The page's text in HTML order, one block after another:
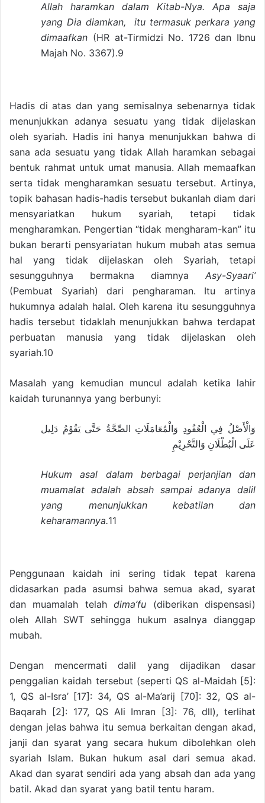
Allah haramkan dalam Kitab-Nya. Apa saja
yang Dia diamkan, itu termasuk perkara yang
dimaafkan (HR at-Tirmidzi No. 1726 dan Ibnu
Majah No. 3367).9
Hadis di atas dan yang semisalnya sebenarnya tidak
menunjukkan adanya sesuatu yang tidak dijelaskan
oleh syariah. Hadis ini hanya menunjukkan bahwa di
sana ada sesuatu yang tidak Allah haramkan sebagai
bentuk rahmat untuk umat manusia. Allah memaafkan
serta tidak mengharamkan sesuatu tersebut. Artinya,
topik bahasan hadis-hadis tersebut bukanlah diam dari
mensyariatkan hukum syariah, tetapi tidak
mengharamkan. Pengertian “tidak mengharam-kan” itu
bukan berarti pensyariatan hukum mubah atas semua
hal yang tidak dijelaskan oleh Syariah, tetapi
sesungguhnya bermakna diamnya Asy-Syaari’
(Pembuat Syariah) dari pengharaman. Itu artinya
hukumnya adalah halal. Oleh karena itu sesungguhnya
hadis tersebut tidaklah menunjukkan bahwa terdapat
perbuatan manusia yang tidak dijelaskan oleh
syariah.10
Masalah yang kemudian muncul adalah ketika lahir
kaidah turunannya yang berbunyi:
وَالْأَصْلُ فِي الْعُقُودِ وَالْمُعَامَلَاتِ الصِّحَّةُ حَتَّى يَقُوْمُ دَلِيل
عَلَى الْبُطْلَانِ وَالتَّحْرِيْمِ
Hukum asal dalam berbagai perjanjian dan
muamalat adalah absah sampai adanya dalil
yang menunjukkan kebatilan dan
keharamannya.11
Penggunaan kaidah ini sering tidak tepat karena
didasarkan pada asumsi bahwa semua akad, syarat
dan muamalah telahdima’fu (diberikan dispensasi)
oleh Allah SWT sehingga hukum asalnya dianggap
mubah.
Dengan mencermati dalil yang dijadikan dasar
penggalian kaidah tersebut (seperti QS al-Maidah [5]:
1, QS al-Isra’ [17]: 34, QS al-Ma’arij [70]: 32, QS al-
Baqarah [2]: 177, QS Ali Imran [3]: 76, dll), terlihat
dengan jelas bahwa itu semua berkaitan dengan akad,
janji dan syarat yang secara hukum dibolehkan oleh
syariah Islam. Bukan hukum asal dari semua akad.
Akad dan syarat sendiri ada yang absah dan ada yang
batil. Akad dan syarat yang batil tentu haram.